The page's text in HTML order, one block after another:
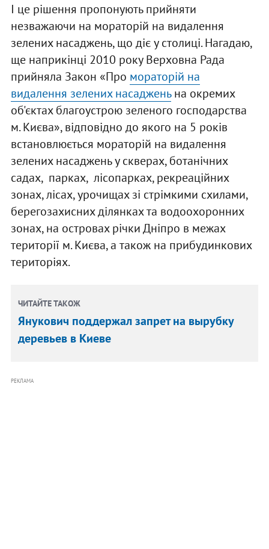
І це рішення пропонують прийняти
незважаючи на мораторій на видалення
зелених насаджень, що діє у столиці. Нагадаю,
ще наприкінці 2010 року Верховна Рада
прийняла Закон «Про мораторій на
видалення зелених насадженьна окремих
об'єктах благоустрою зеленого господарства
м. Києва», відповідно до якого на 5 років
встановлюється мораторій на видалення
зелених насаджень у скверах, ботанічних
садах, парках, лісопарках, рекреаційних
зонах, лісах, урочищах зі стрімкими схилами,
берегозахисних ділянках та водоохоронних
зонах, на островах річки Дніпро в межах
території м. Києва, а також на прибудинкових
територіях.
ЧИТАЙТЕ ТАКОЖ
Янукович поддержал запрет на вырубку
деревьев в Киеве
РЕКЛАМА